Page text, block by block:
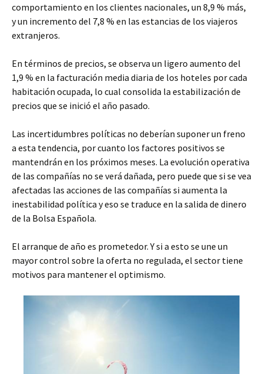
comportamiento en los clientes nacionales, un 8,9 % más,
y un incremento del 7,8 % en las estancias de los viajeros
extranjeros.
En términos de precios, se observa un ligero aumento del
1,9 % en la facturación media diaria de los hoteles por cada
habitación ocupada, lo cual consolida la estabilización de
precios que se inició el año pasado.
Las incertidumbres políticas no deberían suponer un freno
a esta tendencia, por cuanto los factores positivos se
mantendrán en los próximos meses. La evolución operativa
de las compañías no se verá dañada, pero puede que si se vea
afectadas las acciones de las compañías si aumenta la
inestabilidad política y eso se traduce en la salida de dinero
de la Bolsa Española.
El arranque de año es prometedor. Y si a esto se une un
mayor control sobre la oferta no regulada, el sector tiene
motivos para mantener el optimismo.